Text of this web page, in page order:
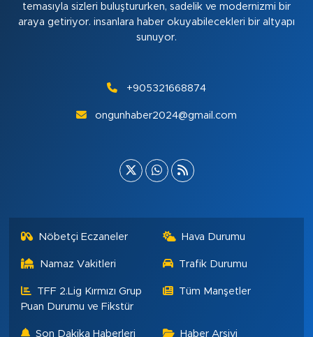
temasıyla sizleri buluştururken, sadelik ve modernizmi bir
araya getiriyor. insanlara haber okuyabilecekleri bir altyapı
sunuyor.
+905321668874
ongunhaber2024@gmail.com
Nöbetçi Eczaneler Hava Durumu
Namaz Vakitleri Trafik Durumu
TFF 2.Lig Kırmızı Grup
Puan Durumu ve Fikstür
Tüm Manşetler
Son Dakika Haberleri Haber Arşivi